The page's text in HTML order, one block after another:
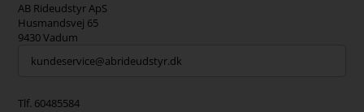
AB Rideudstyr ApS
Husmandsvej 65
9430 Vadum
kundeservice@abrideudstyr.dk
Tlf. 60485584